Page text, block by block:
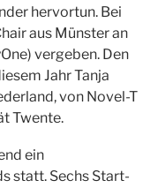
hervortun. Bei
aus Münster an
vergeben. Den
Jahr Tanja
von Novel-T
Twente.
ein
statt. Sechs Start-